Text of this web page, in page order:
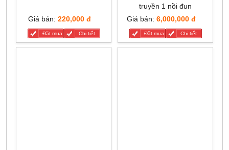
Giá bán: 220,000 đ
Đặt mua Chi tiết
truyền 1 nồi đun
Giá bán: 6,000,000 đ
Đặt mua Chi tiết